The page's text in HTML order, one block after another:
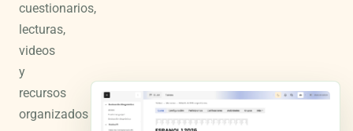
cuestionarios,
lecturas,
videos
y
recursos
organizados